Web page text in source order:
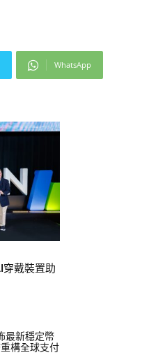
WhatsApp
穿戴裝置助
最新穩定幣
構全球支付